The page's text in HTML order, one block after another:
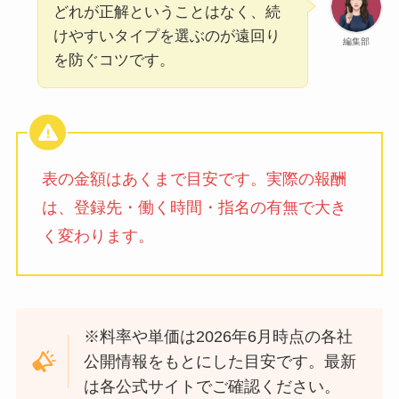
編集部
どれが正解ということはなく、続
けやすいタイプを選ぶのが遠回り
を防ぐコツです。
表の金額はあくまで目安です。実際の報酬
は、登録先・働く時間・指名の有無で大き
く変わります。
※料率や単価は2026年6月時点の各社
公開情報をもとにした目安です。最新
は各公式サイトでご確認ください。